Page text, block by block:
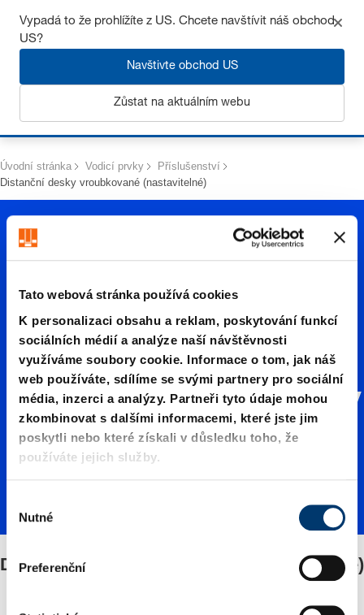
Tato webová stránka používá cookies
K personalizaci obsahu a reklam, poskytování funkcí
sociálních médií a analýze naší návštěvnosti
využíváme soubory cookie. Informace o tom, jak náš
web používáte, sdílíme se svými partnery pro sociální
média, inzerci a analýzy. Partneři tyto údaje mohou
zkombinovat s dalšími informacemi, které jste jim
poskytli nebo které získali v důsledku toho, že
používáte jejich služby.
ě
Nutné
Preferenční
Získejte až 7% slevu – klikněte zde pro víceinformací
Úvodní stránka Vodicí prvky
Příslušenství
Distanční desky vroubkované (nastavitelné)
Distanč
ní desky
vroubko
(nastavi
Distanční desky vroubkované (nastavitelné)
Vypadá to že prohlížíte z US. Chcete navštívit náš obchod
US?
Navštivte obchod US
Zůstat na aktuálním webu